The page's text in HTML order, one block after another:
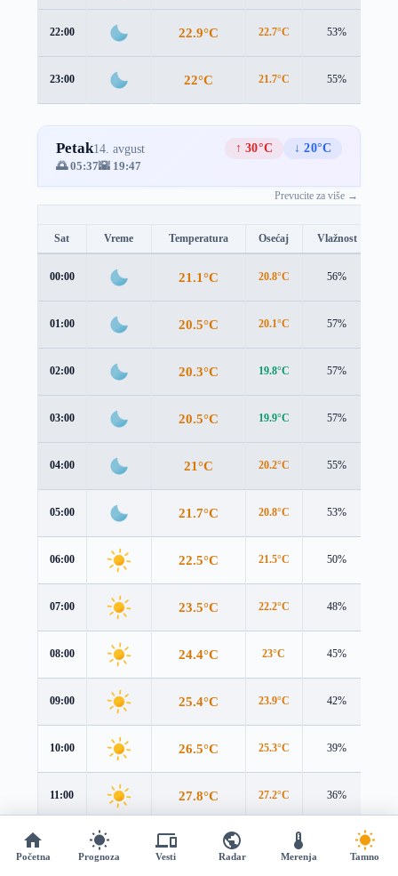
22:00 22.9°C 22.7°C 53%
23:00 22°C 21.7°C 55%
Petak14. avgust ↑ 30°C
↓ 20°C
🌅 05:37🌇 19:47
Prevucite za više →
Sat Vreme Temperatura Osećaj Vlažnost
00:00 21.1°C 20.8°C 56%
01:00 20.5°C 20.1°C 57%
02:00 20.3°C 19.8°C 57%
03:00 20.5°C 19.9°C 57%
04:00 21°C 20.2°C 55%
05:00 21.7°C 20.8°C 53%
06:00 22.5°C 21.5°C 50%
07:00 23.5°C 22.2°C 48%
08:00 24.4°C 23°C 45%
09:00 25.4°C 23.9°C 42%
10:00 26.5°C 25.3°C 39%
11:00 27.8°C 27.2°C 36%
Početna Prognoza Vesti Radar Merenja Tamno